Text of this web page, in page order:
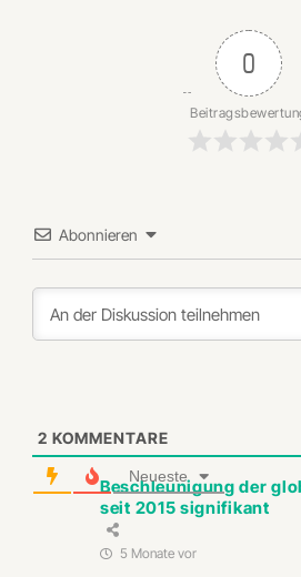
0
Abonnieren
2 KOMMENTARE
Neueste
Beschleunigung der
seit 2015 signifikant
5 Monate vor